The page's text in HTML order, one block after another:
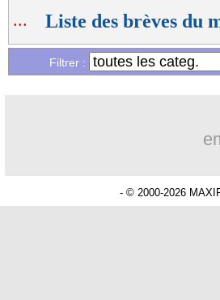
... Liste des brèves du
Filtrer :
- © 2000-2026